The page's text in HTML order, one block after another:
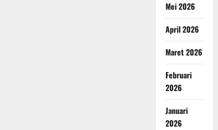
Mei 2026
April 2026
Maret 2026
Februari
2026
Januari
2026